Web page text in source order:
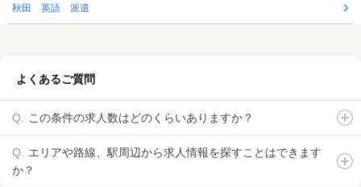
秋田 英語 派遣
よくあるご質問
この条件の求人数はどのくらいありますか？
エリアや路線、駅周辺から求人情報を探すことはできます
か？